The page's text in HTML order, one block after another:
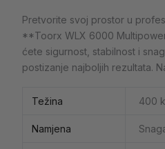
Pretvorite svoj prostor u
**Toorx WLX 6000
ćete sigurnost, stabilnost i
postizanje najboljih rezultata.
Težina 400
Namjena